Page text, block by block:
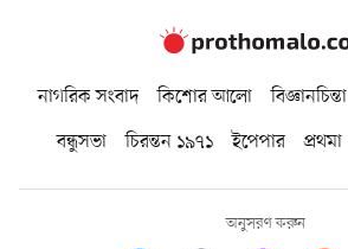
নাগরিক সংবাদ কিশোর আলো বিজ্ঞানচিন্তা
বন্ধুসভা
চিরন্তন ১৯৭১ ইপেপার প্রথমা
অনুসরণ করুন